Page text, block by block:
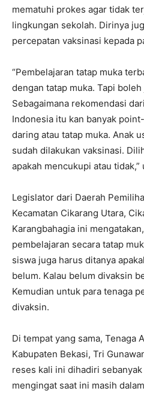
mematuhi prokes agar tidak
lingkungan sekolah. Dirinya
percepatan vaksinasi kepada
“Pembelajaran tatap muka
dengan tatap muka. Tapi
Sebagaimana rekomendasi
Indonesia itu kan banyak
daring atau tatap muka. Anak
sudah dilakukan vaksinasi.
apakah mencukupi atau tidak,”
Legislator dari Daerah
Kecamatan Cikarang Utara,
Karangbahagia ini
pembelajaran secara tatap
siswa juga harus ditanya
belum. Kalau belum divaksin
Kemudian untuk para tenaga
divaksin.
Di tempat yang sama, Tenaga
Kabupaten Bekasi, Tri
reses kali ini dihadiri
mengingat saat ini masih